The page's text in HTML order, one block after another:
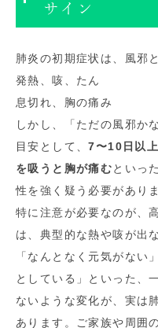
サイン
肺炎の初期症状は、風邪
発熱、咳、たん
息切れ、胸の痛み
しかし、「ただの風邪か
目安として、7〜10日以
を吸うと胸が痛むといっ
性を強く疑う必要がありま
特に注意が必要なのが、
は、典型的な熱や咳が出
「なんとなく元気がない
としている」といった、
ないような変化が、実は
あります。ご家族や周囲